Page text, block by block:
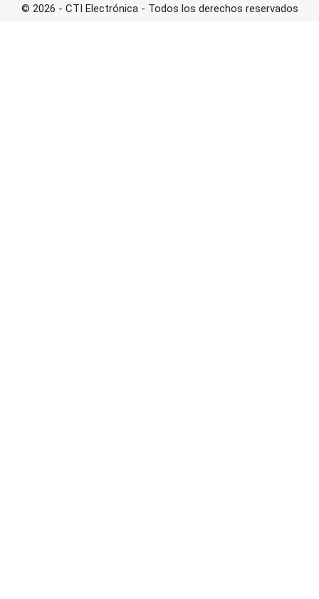
© 2026 - CTI Electrónica - Todos los derechos reservados